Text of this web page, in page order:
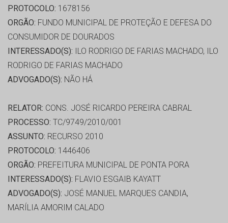
PROTOCOLO: 1678156
ORGÃO: FUNDO MUNICIPAL DE PROTEÇÃO E DEFESA DO
CONSUMIDOR DE DOURADOS
INTERESSADO(S): ILO RODRIGO DE FARIAS MACHADO, ILO
RODRIGO DE FARIAS MACHADO
ADVOGADO(S): NÃO HÁ
RELATOR: CONS. JOSÉ RICARDO PEREIRA CABRAL
PROCESSO: TC/9749/2010/001
ASSUNTO: RECURSO 2010
PROTOCOLO: 1446406
ORGÃO: PREFEITURA MUNICIPAL DE PONTA PORA
INTERESSADO(S): FLAVIO ESGAIB KAYATT
ADVOGADO(S): JOSÉ MANUEL MARQUES CANDIA,
MARÍLIA AMORIM CALADO